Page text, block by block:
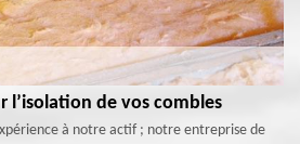
l’isolation de vos combles
à notre actif ; notre entreprise de